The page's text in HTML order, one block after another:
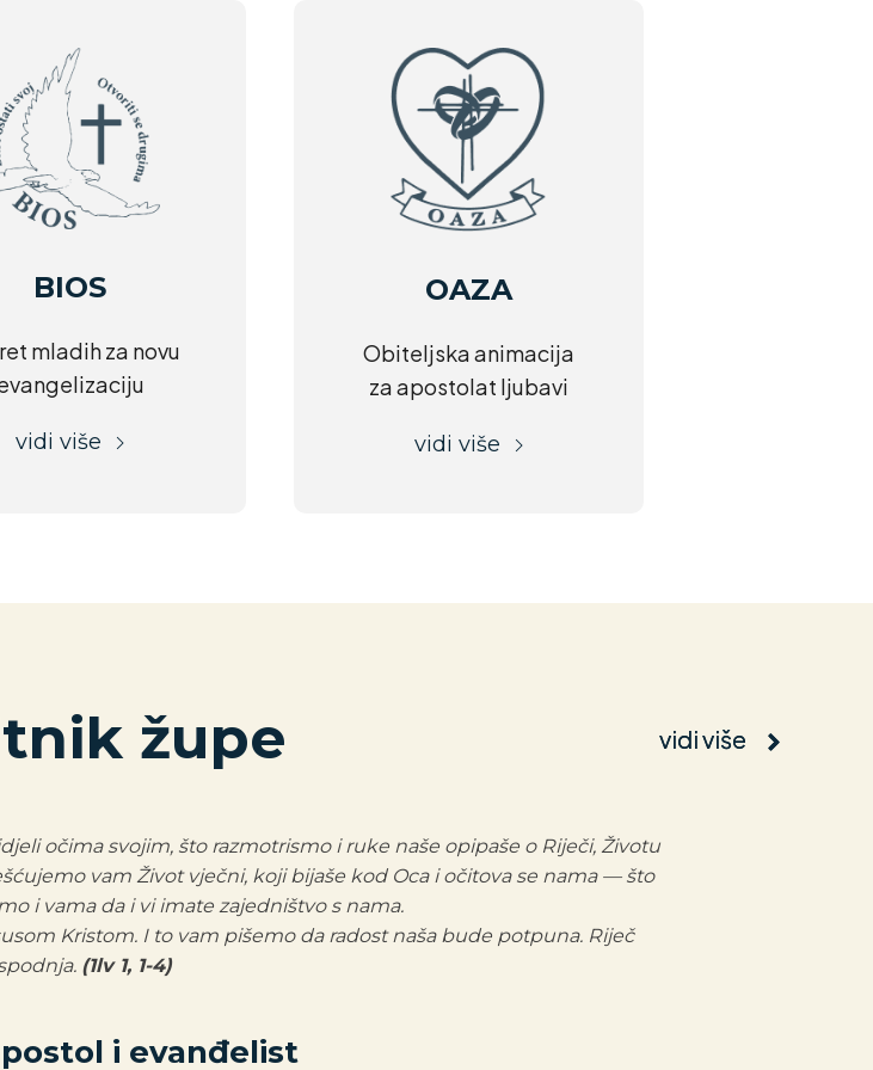
BIOS
mladih za novu
vidi više
OAZA
Obiteljska animacija
za apostolat ljubavi
vidi više
župe
očima svojim, što razmotrismo i ruke naše opipaše o Riječi, Životu
vam Život vječni, koji bijaše kod Oca i očitova se nama — što
i vama da i vi imate zajedništvo s nama.
Kristom. I to vam pišemo da radost naša bude potpuna. Riječ
(1lv 1, 1-4)
vidi više
i evanđelist
vidi više